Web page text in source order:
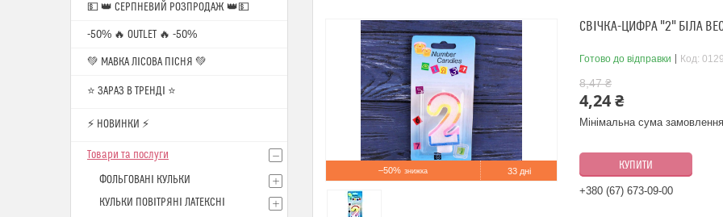
–50% 33 дні
СВІЧКА-ЦИФРА "2" БІЛА
Готово до відправки Код:
8,47 ₴
4,24 ₴
Мінімальна сума
КУПИТИ
+380 (67) 673-09-00
💵 👑 СЕРПНЕВИЙ РОЗПРОДАЖ 👑💵
-50% 🔥 OUTLET 🔥 -50%
💚 МАВКА ЛІСОВА ПІСНЯ 💚
⭐️ ЗАРАЗ В ТРЕНДІ ⭐️
⚡ НОВИНКИ ⚡
Товари та послуги
ФОЛЬГОВАНІ КУЛЬКИ
КУЛЬКИ ПОВІТРЯНІ ЛАТЕКСНІ